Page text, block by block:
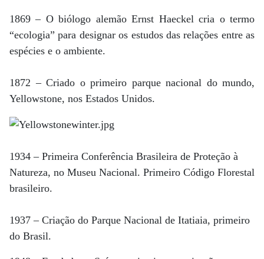
1869 – O biólogo alemão Ernst Haeckel cria o termo
“ecologia” para designar os estudos das relações entre as
espécies e o ambiente.
1872 – Criado o primeiro parque nacional do mundo,
Yellowstone, nos Estados Unidos.
1934 – Primeira Conferência Brasileira de Proteção à
Natureza, no Museu Nacional. Primeiro Código Florestal
brasileiro.
1937 – Criação do Parque Nacional de Itatiaia, primeiro
do Brasil.